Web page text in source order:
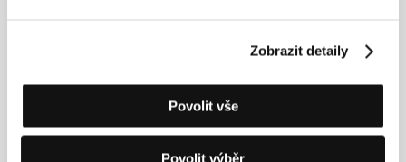
Zobrazit detaily
Povolit vše
Povolit výběr